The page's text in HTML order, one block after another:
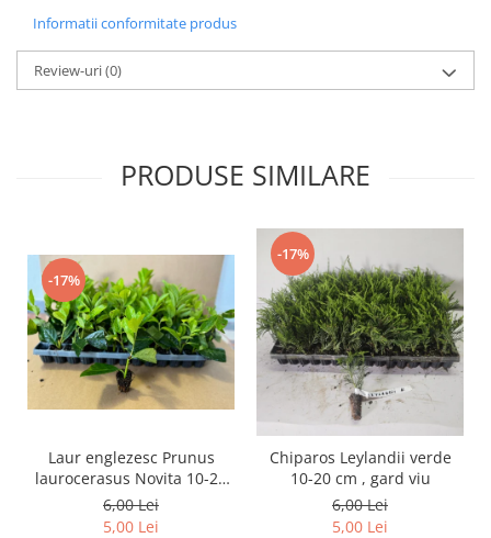
Informatii conformitate produs
Review-uri(0)
PRODUSE SIMILARE
-17%
Laur englezesc Prunus
laurocerasus Novita 10-20
cm
6,00 Lei
5,00 Lei
-17%
Chiparos Leylandii verde
10-20 cm , gard viu
6,00 Lei
5,00 Lei